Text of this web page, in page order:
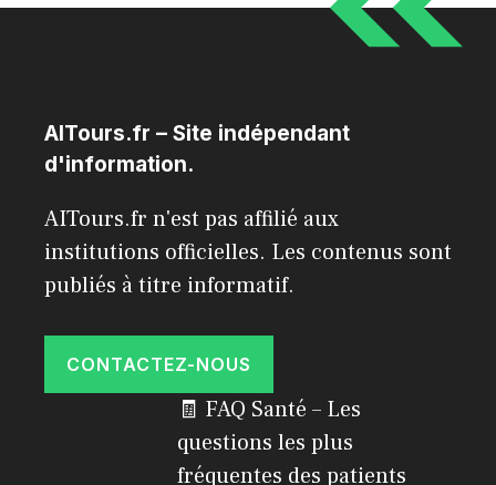
AITours.fr – Site indépendant
d'information.
AITours.fr n'est pas affilié aux
institutions officielles. Les contenus sont
publiés à titre informatif.
CONTACTEZ-NOUS
🧾 FAQ Santé – Les
questions les plus
fréquentes des patients